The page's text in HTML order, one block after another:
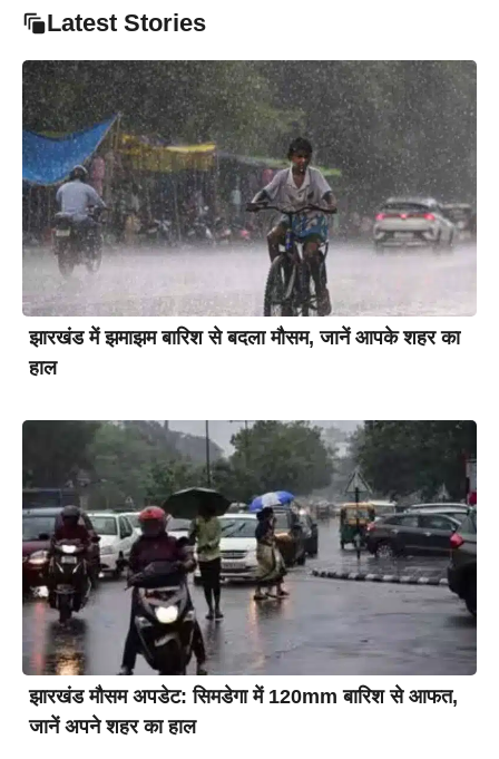
Latest Stories
झारखंड में झमाझम बारिश से बदला मौसम, जानें आपके शहर का
हाल
झारखंड मौसम अपडेट: सिमडेगा में 120mm बारिश से आफत,
जानें अपने शहर का हाल